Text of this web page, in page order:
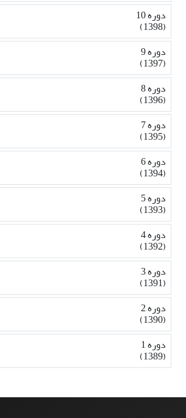
دوره 10
(1398)
دوره 9
(1397)
دوره 8
(1396)
دوره 7
(1395)
دوره 6
(1394)
دوره 5
(1393)
دوره 4
(1392)
دوره 3
(1391)
دوره 2
(1390)
دوره 1
(1389)